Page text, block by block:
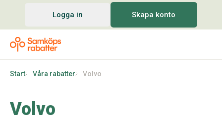
Logga in Skapa konto
Start Våra rabatter Volvo
Volvo